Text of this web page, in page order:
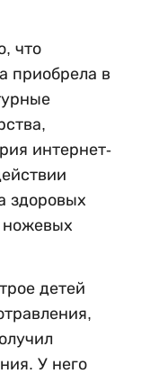
что
приобрела в
интернет-
здоровых
ножевых
детей
У него